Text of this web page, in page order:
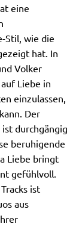
eine
Stil, wie die
hat. In
Volker
Liebe in
einzulassen,
Der
durchgängig
beruhigende
Liebe bringt
gefühlvoll.
ist
aus